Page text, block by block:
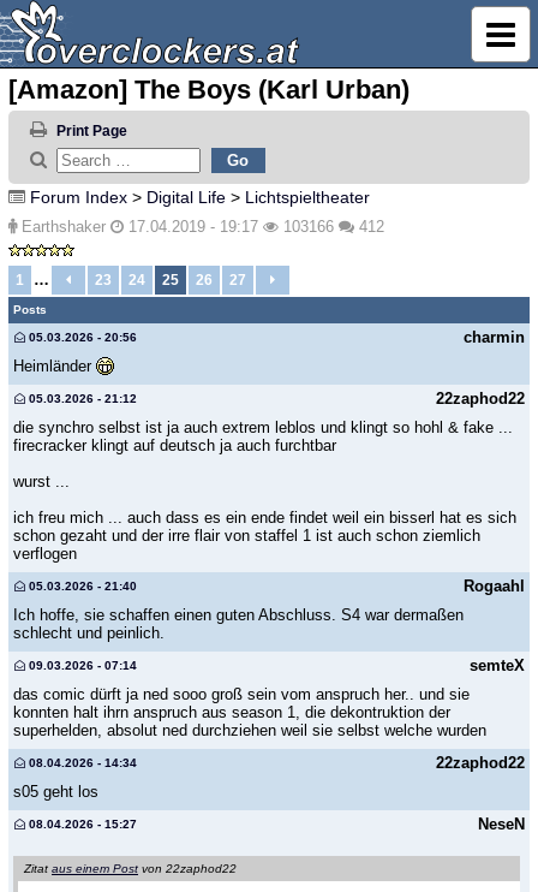
[Amazon] The Boys (Karl Urban)
Print Page
Forum Index > Digital Life > Lichtspieltheater
Earthshaker 17.04.2019 - 19:17 103166 412
1 … 23 24 25 26 27
Posts
charmin
05.03.2026 - 20:56
Heimländer
22zaphod22
05.03.2026 - 21:12
die synchro selbst ist ja auch extrem leblos und klingt so hohl & fake ...
firecracker klingt auf deutsch ja auch furchtbar
wurst ...
ich freu mich ... auch dass es ein ende findet weil ein bisserl hat es sich
schon gezaht und der irre flair von staffel 1 ist auch schon ziemlich
verflogen
Rogaahl
05.03.2026 - 21:40
Ich hoffe, sie schaffen einen guten Abschluss. S4 war dermaßen
schlecht und peinlich.
semteX
09.03.2026 - 07:14
das comic dürft ja ned sooo groß sein vom anspruch her.. und sie
konnten halt ihrn anspruch aus season 1, die dekontruktion der
superhelden, absolut ned durchziehen weil sie selbst welche wurden
22zaphod22
08.04.2026 - 14:34
s05 geht los
NeseN
08.04.2026 - 15:27
Zitat aus einem Post von 22zaphod22